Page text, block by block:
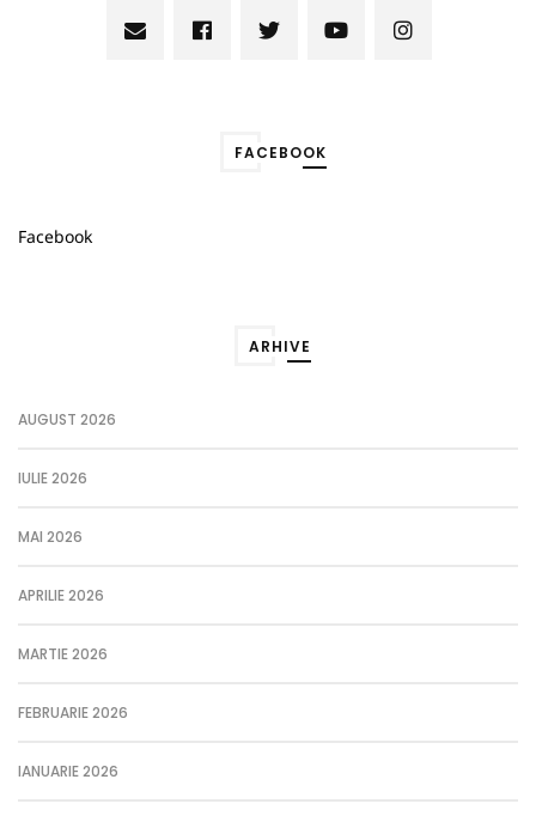
FACEBOOK
Facebook
ARHIVE
AUGUST 2026
IULIE 2026
MAI 2026
APRILIE 2026
MARTIE 2026
FEBRUARIE 2026
IANUARIE 2026